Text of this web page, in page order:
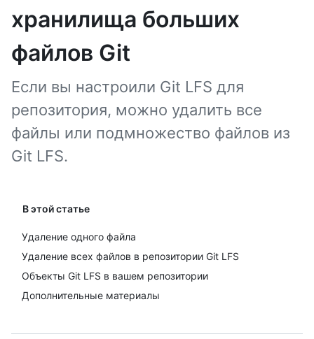
хранилища больших
файлов Git
Если вы настроили Git LFS для
репозитория, можно удалить все
файлы или подмножество файлов из
Git LFS.
В этой статье
Удаление одного файла
Удаление всех файлов в репозитории Git LFS
Объекты Git LFS в вашем репозитории
Дополнительные материалы